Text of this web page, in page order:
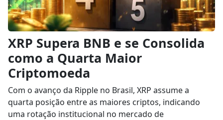
XRP Supera BNB e se Consolida
como a Quarta Maior
Criptomoeda
Com o avanço da Ripple no Brasil, XRP assume a
quarta posição entre as maiores criptos, indicando
uma rotação institucional no mercado de